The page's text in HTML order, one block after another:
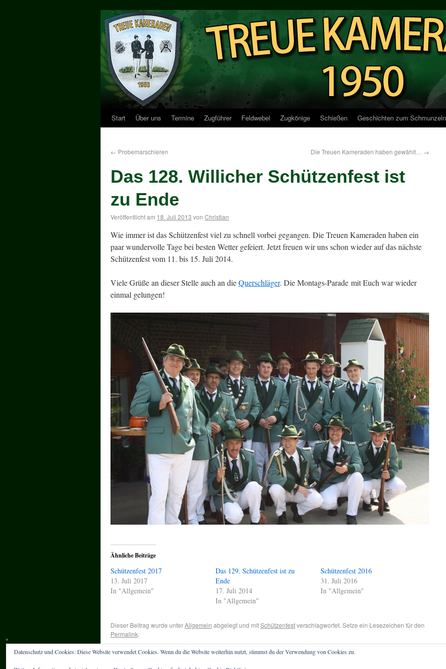
Start Über uns Termine Zugführer Feldwebel Zugkönige Schießen Geschichten zum Schmunzeln
← Probemarschieren Die Treuen Kameraden haben gewählt… →
Das 128. Willicher Schützenfest ist
zu Ende
Veröffentlicht am 18. Juli 2013 von Christian
Wie immer ist das Schützenfest viel zu schnell vorbei gegangen. Die Treuen Kameraden haben ein
paar wundervolle Tage bei besten Wetter gefeiert. Jetzt freuen wir uns schon wieder auf das nächste
Schützenfest vom 11. bis 15. Juli 2014.
Viele Grüße an dieser Stelle auch an dieQuerschläger. Die Montags-Parade mit Euch war wieder
einmal gelungen!
Ähnliche Beiträge
Schützenfest 2017
13. Juli 2017
In "Allgemein"
Das 129. Schützenfest ist zu
Ende
17. Juli 2014
In "Allgemein"
Schützenfest 2016
31. Juli 2016
In "Allgemein"
Dieser Beitrag wurde unterAllgemein abgelegt und mitSchützenfestverschlagwortet. Setze ein Lesezeichen für den
Permalink.
←Probemarschieren Die Treuen Kameraden haben gewählt…
Datenschutz und Cookies: Diese Website verwendet Cookies. Wenn du die Website weiterhin nutzt, stimmst du der Verwendung von Cookies zu.